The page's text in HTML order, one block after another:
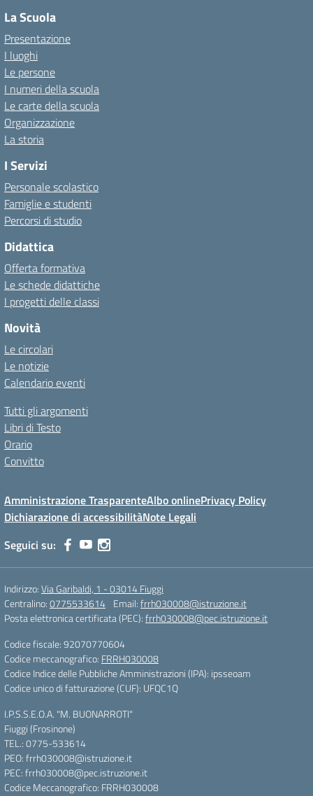
La Scuola
Presentazione
I luoghi
Le persone
I numeri della scuola
Le carte della scuola
Organizzazione
La storia
I Servizi
Personale scolastico
Famiglie e studenti
Percorsi di studio
Didattica
Offerta formativa
Le schede didattiche
I progetti delle classi
Novità
Le circolari
Le notizie
Calendario eventi
Tutti gli argomenti
Libri di Testo
Orario
Convitto
Amministrazione TrasparenteAlbo onlinePrivacy Policy
Dichiarazione di accessibilitàNote Legali
Seguici su:
Indirizzo:Via Garibaldi, 1 - 03014 Fiuggi
Centralino:0775533614 Email:frrh030008@istruzione.it
Posta elettronica certificata (PEC):frrh030008@pec.istruzione.it
Codice fiscale: 92070770604
Codice meccanografico: FRRH030008
Codice Indice delle Pubbliche Amministrazioni (IPA): ipsseoam
Codice unico di fatturazione (CUF): UFQC1Q
I.P.S.S.E.O.A. "M. BUONARROTI"
Fiuggi (Frosinone)
TEL.: 0775-533614
PEO: frrh030008@istruzione.it
PEC: frrh030008@pec.istruzione.it
Codice Meccanografico: FRRH030008